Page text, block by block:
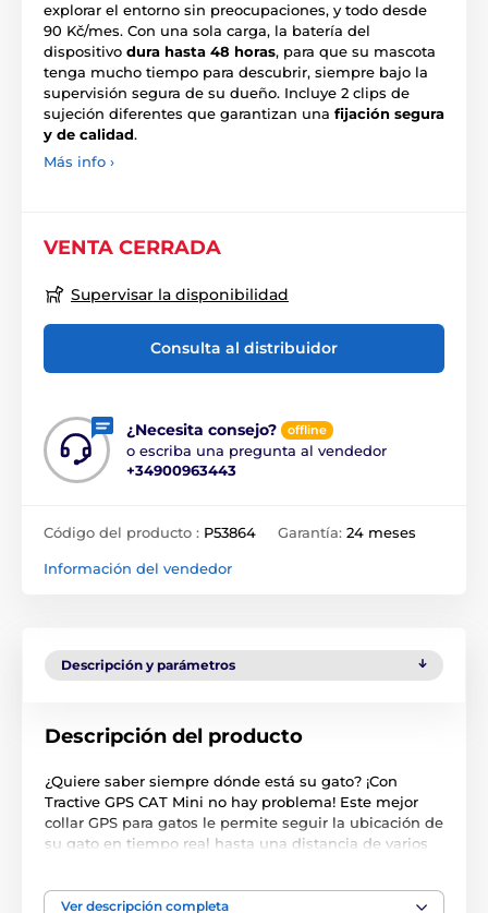
explorar el entorno sin preocupaciones, y todo desde
90 Kč/mes. Con una sola carga, la batería del
dispositivo dura hasta 48 horas, para que su mascota
tenga mucho tiempo para descubrir, siempre bajo la
supervisión segura de su dueño. Incluye 2 clips de
sujeción diferentes que garantizan una fijación segura
y de calidad.
Más info ›
VENTA CERRADA
Supervisar la disponibilidad
Consulta al distribuidor
¿Necesita consejo? offline
o escriba una pregunta al vendedor
+34900963443
Código del producto : P53864 Garantía: 24 meses
Información del vendedor
Descripción y parámetros
Descripción del producto
¿Quiere saber siempre dónde está su gato? ¡Con
Tractive GPS CAT Mini no hay problema! Este mejor
collar GPS para gatos le permite seguir la ubicación de
su gato en tiempo real hasta una distancia de varios
compartir el historial de ubicación de los últimos 365
Ver descripción completa